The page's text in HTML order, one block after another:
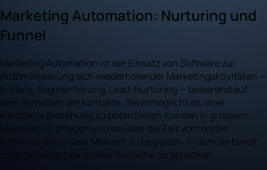
Marketing Automation: Nurturing und
Funnel
Marketing Automation ist der Einsatz von Software zur
Automatisierung sich wiederholender Marketingaktivitäten —
E-Mails, Segmentierung, Lead-Nurturing — basierend auf
dem Verhalten der Kontakte. Sie ermöglicht es, eine
konstante Beziehung zu potenziellen Kunden in grossem
Massstab zu pflegen und sie über die Zeit vom ersten
Interesse bis zu dem Moment zu begleiten, in dem sie bereit
sind, mit einem Vertriebsmitarbeiter zu sprechen.